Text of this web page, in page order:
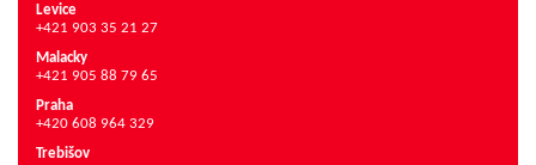
Levice
+421 903 35 21 27
Malacky
+421 905 88 79 65
Praha
+420 608 964 329
Trebišov